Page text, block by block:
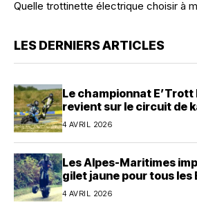
Quelle trottinette électrique choisir à
LES DERNIERS ARTICLES
Le championnat E’Trott
revient sur le circuit de
avril
4 AVRIL 2026
Les Alpes-Maritimes
gilet jaune pour tous les
4 AVRIL 2026